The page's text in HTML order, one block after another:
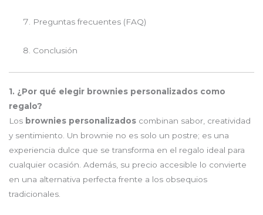
Preguntas frecuentes (FAQ)
Conclusión
1. ¿Por qué elegir brownies personalizados como
regalo?
Los brownies personalizados combinan sabor, creatividad
y sentimiento. Un brownie no es solo un postre; es una
experiencia dulce que se transforma en el regalo ideal para
cualquier ocasión. Además, su precio accesible lo convierte
en una alternativa perfecta frente a los obsequios
tradicionales.